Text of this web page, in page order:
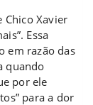
Chico Xavier
Essa
em razão das
quando
por ele
para a dor